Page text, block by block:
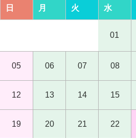
日 月 火 水
01
05 06 07 08
12 13 14 15
19 20 21 22